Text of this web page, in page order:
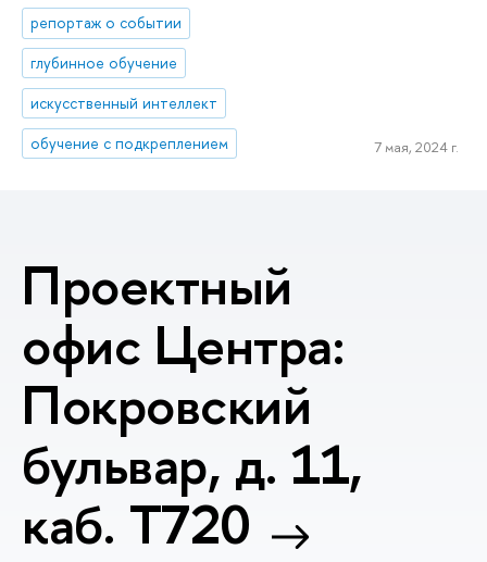
репортаж о событии
глубинное обучение
искусственный интеллект
обучение с подкреплением
7 мая, 2024 г.
Проектный
офис Центра:
Покровский
бульвар, д. 11,
каб. T720